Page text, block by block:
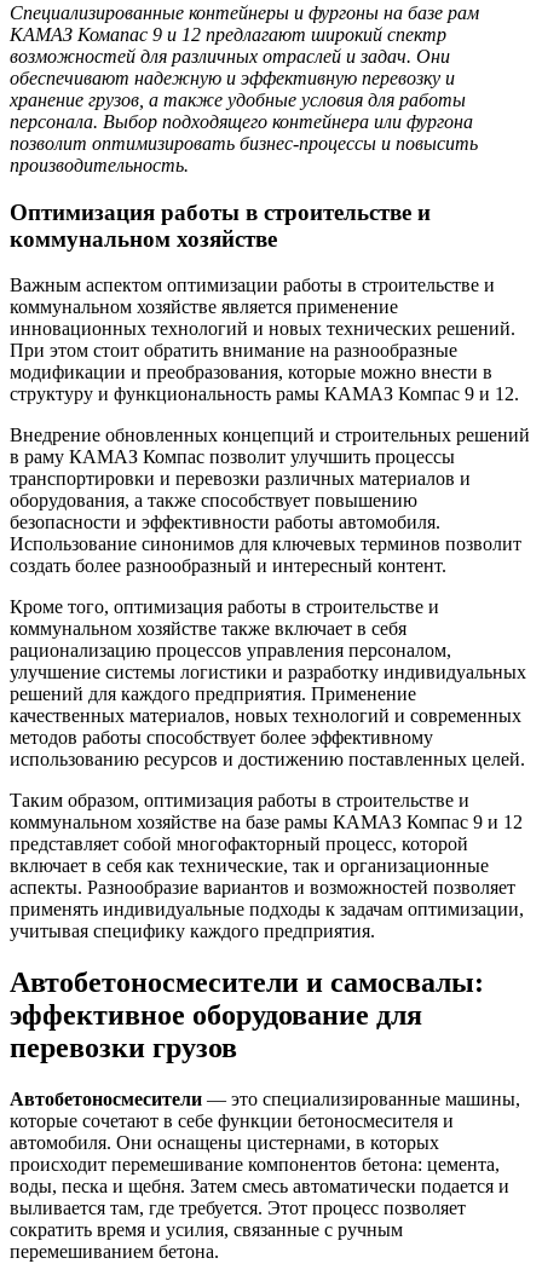
Специализированные контейнеры и фургоны на базе рам
КАМАЗ Комапас 9 и 12 предлагают широкий спектр
возможностей для различных отраслей и задач. Они
обеспечивают надежную и эффективную перевозку и
хранение грузов, а также удобные условия для работы
персонала. Выбор подходящего контейнера или фургона
позволит оптимизировать бизнес-процессы и повысить
производительность.
Оптимизация работы в строительстве и
коммунальном хозяйстве
Важным аспектом оптимизации работы в строительстве и
коммунальном хозяйстве является применение
инновационных технологий и новых технических решений.
При этом стоит обратить внимание на разнообразные
модификации и преобразования, которые можно внести в
структуру и функциональность рамы КАМАЗ Компас 9 и 12.
Внедрение обновленных концепций и строительных решений
в раму КАМАЗ Компас позволит улучшить процессы
транспортировки и перевозки различных материалов и
оборудования, а также способствует повышению
безопасности и эффективности работы автомобиля.
Использование синонимов для ключевых терминов позволит
создать более разнообразный и интересный контент.
Кроме того, оптимизация работы в строительстве и
коммунальном хозяйстве также включает в себя
рационализацию процессов управления персоналом,
улучшение системы логистики и разработку индивидуальных
решений для каждого предприятия. Применение
качественных материалов, новых технологий и современных
методов работы способствует более эффективному
использованию ресурсов и достижению поставленных целей.
Таким образом, оптимизация работы в строительстве и
коммунальном хозяйстве на базе рамы КАМАЗ Компас 9 и 12
представляет собой многофакторный процесс, которой
включает в себя как технические, так и организационные
аспекты. Разнообразие вариантов и возможностей позволяет
применять индивидуальные подходы к задачам оптимизации,
учитывая специфику каждого предприятия.
Автобетоносмесители и самосвалы:
эффективное оборудование для
перевозки грузов
Автобетоносмесители — это специализированные машины,
которые сочетают в себе функции бетоносмесителя и
автомобиля. Они оснащены цистернами, в которых
происходит перемешивание компонентов бетона: цемента,
воды, песка и щебня. Затем смесь автоматически подается и
выливается там, где требуется. Этот процесс позволяет
сократить время и усилия, связанные с ручным
перемешиванием бетона.